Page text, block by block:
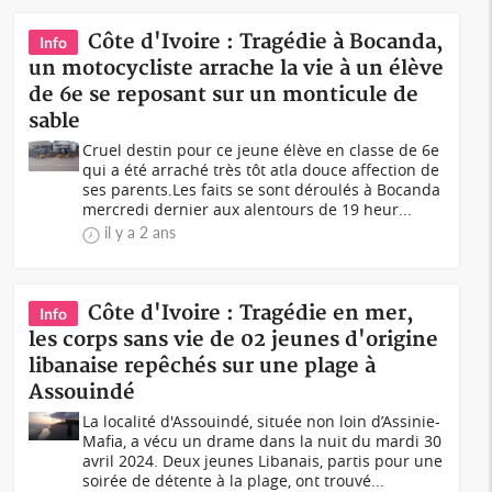
Info
Côte d'Ivoire : Tragédie à Bocanda,
un motocycliste arrache la vie à un élève
de 6e se reposant sur un monticule de
sable
Cruel destin pour ce jeune élève en classe de 6e
qui a été arraché très tôt atla douce affection de
ses parents.Les faits se sont déroulés à Bocanda
mercredi dernier aux alentours de 19 heur...
il y a 2 ans
Info
Côte d'Ivoire : Tragédie en mer,
les corps sans vie de 02 jeunes d'origine
libanaise repêchés sur une plage à
Assouindé
La localité d'Assouindé, située non loin d’Assinie-
Mafia, a vécu un drame dans la nuit du mardi 30
avril 2024. Deux jeunes Libanais, partis pour une
soirée de détente à la plage, ont trouvé...